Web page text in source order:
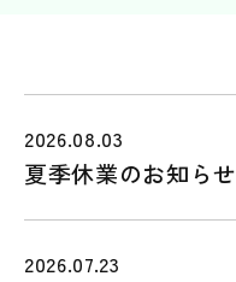
2026.08.03
夏季休業のお知らせ
2026.07.23